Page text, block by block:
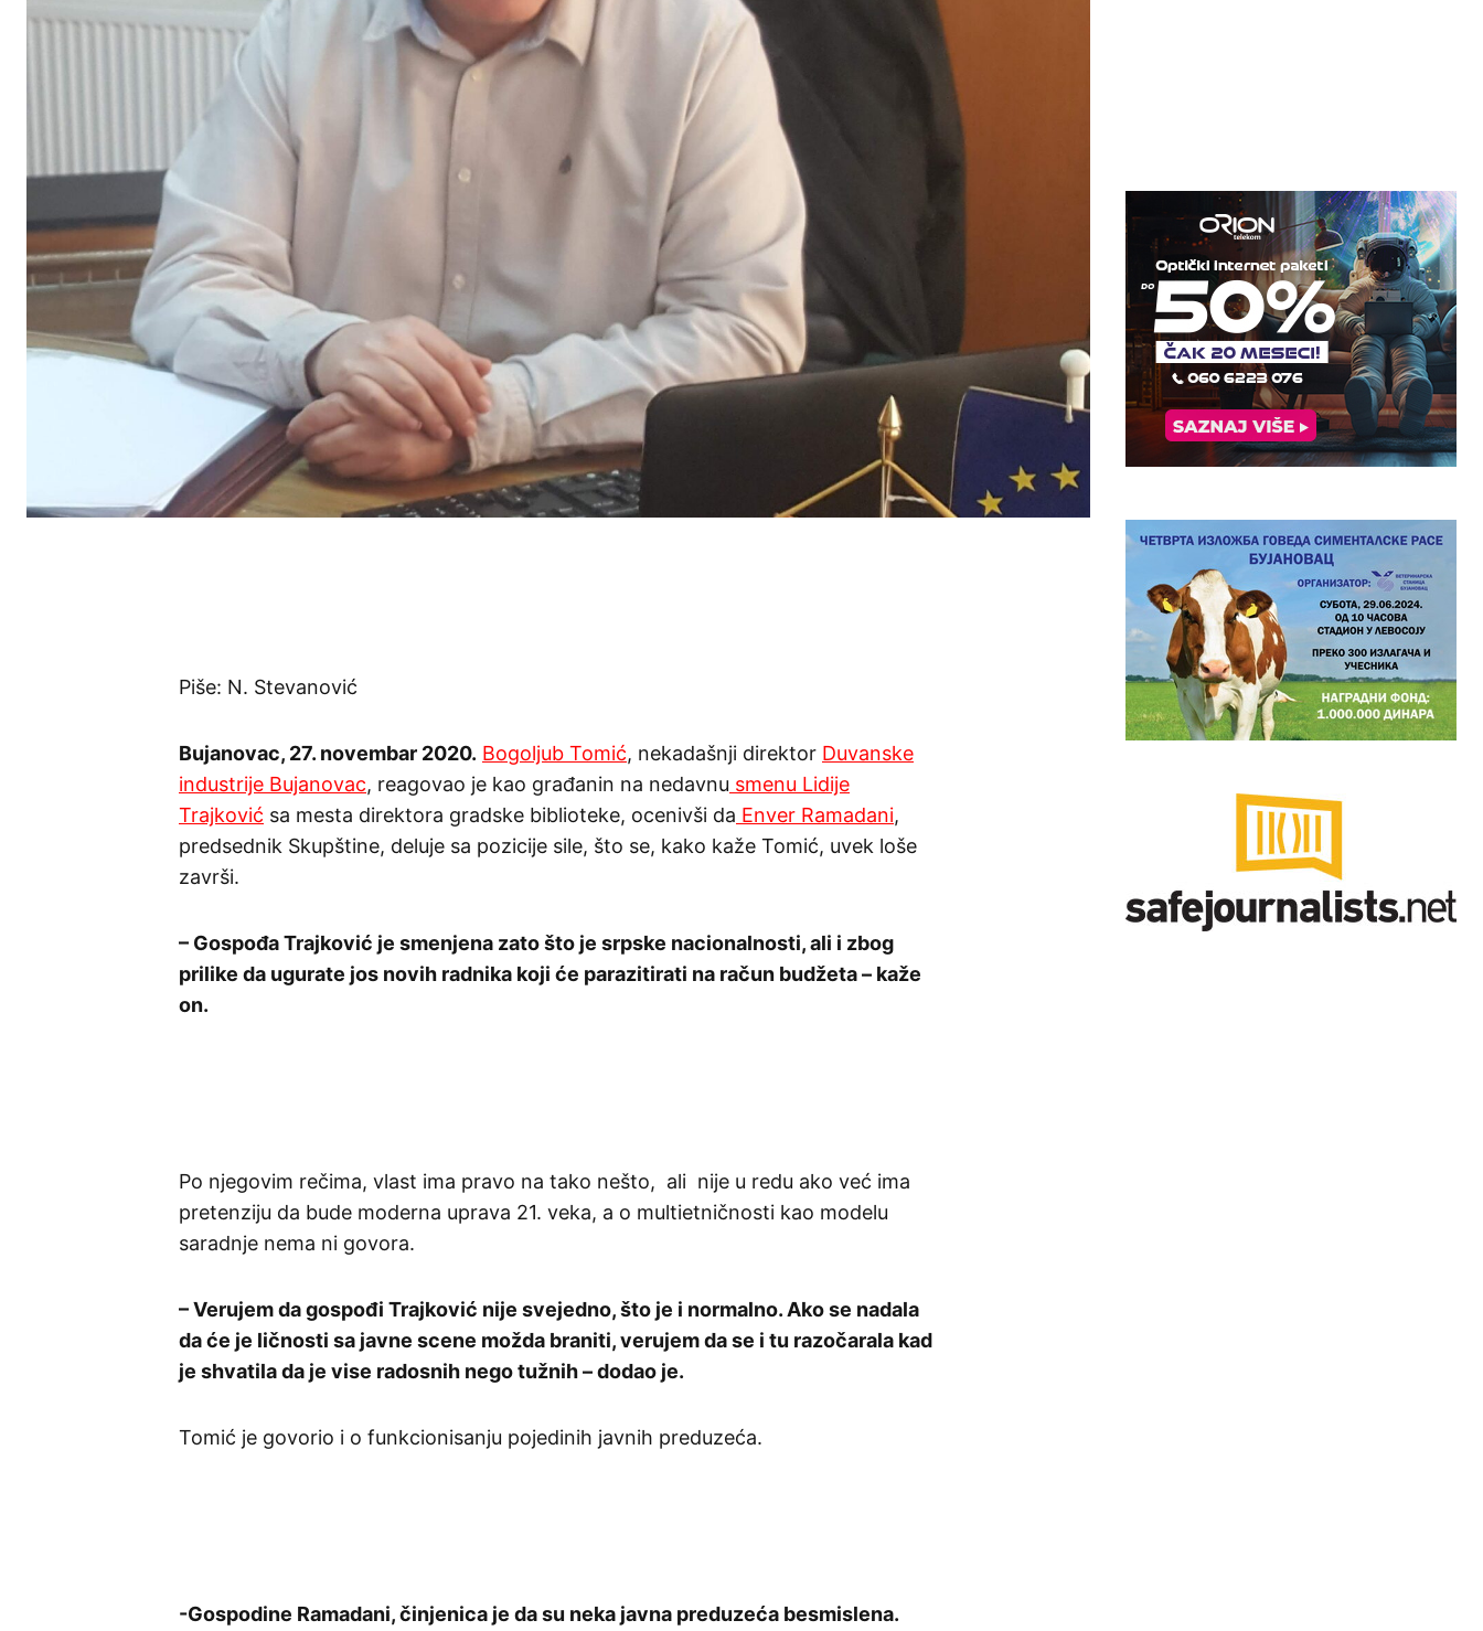
Piše: N. Stevanović
Bujanovac, 27. novembar 2020. Bogoljub Tomić, nekadašnji direktor Duvanske
industrije Bujanovac, reagovao je kao građanin na nedavnu smenu Lidije
Trajković sa mesta direktora gradske biblioteke, ocenivši da Enver Ramadani,
predsednik Skupštine, deluje sa pozicije sile, što se, kako kaže Tomić, uvek loše
završi.
– Gospođa Trajković je smenjena zato što je srpske nacionalnosti, ali i zbog
prilike da ugurate jos novih radnika koji će parazitirati na račun budžeta – kaže
on.
Po njegovim rečima, vlast ima pravo na tako nešto, ali nije u redu ako već ima
pretenziju da bude moderna uprava 21. veka, a o multietničnosti kao modelu
saradnje nema ni govora.
– Verujem da gospođi Trajković nije svejedno, što je i normalno. Ako se nadala
da će je ličnosti sa javne scene možda braniti, verujem da se i tu razočarala kad
je shvatila da je vise radosnih nego tužnih – dodao je.
Tomić je govorio i o funkcionisanju pojedinih javnih preduzeća.
-Gospodine Ramadani, činjenica je da su neka javna preduzeća besmislena.